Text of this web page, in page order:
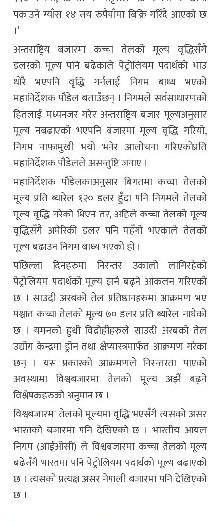
पकाउने ग्याँस १४ सय रुपैयाँमा बिक्रि गरिँदै आएको छ
।’
अन्तराष्ट्रिय बजारमा कच्चा तेलको मूल्य वृद्धिसँगै
डलरको मूल्य पनि बढेकाले पेट्रोलियम पदार्थको भाउ
थोरै भएपनि वृद्धि गर्नलाई निगम बाध्य भएको
महानिर्देशक पौडेल बताउँछन् । निगमले सर्वसाधारणको
हितलाई मध्यनजर गरेर अन्तराष्ट्रिय बजार मूल्यअनुसार
मूल्य नबढाएको भएपनि बजारमा मूल्य वृद्धि गरियो,
निगम नाफामुखी भयो भनेर आलोचना गरिएकोप्रति
महानिर्देशक पौडेलले असन्तुष्टि जनाए ।
महानिर्देशक पौडेलकाअनुसार बिगतमा कच्चा तेलको
मूल्य प्रति ब्यारेल १२० डलर हुँदा पनि निगमले तेलको
मूल्य वृद्धि गरेको थिएन तर, अहिले कच्चा तेलको मूल्य
वृद्धिसँगै अमेरिकी डलर पनि महँगो भएकाले तेलको
मूल्य बढाउन निगम बाध्य भएको हो ।
पछिल्ला दिनहरुमा निरन्तर उकालो लागिरहेको
पेट्रोलियम पदार्थको मूल्य झनै बढ्ने आंकलन गरिएको
छ । साउदी अरबको तेल प्रतिष्ठानहरुमा आक्रमण भए
पश्चात कच्चा तेलको मूल्य ७० डलर प्रति ब्यारेल नाघेको
छ । यमनको हुथी विद्रोहीहरुले साउदी अरबको तेल
उद्योग केन्द्रमा ड्रोन तथा क्षेप्यास्त्रमार्फत आक्रमण गरेका
छन् । यस प्रकारको आक्रमणले निरन्तरता पाएको
अवस्थामा विश्वबजारमा तेलको मूल्य अझैं बढ्ने
विश्लेषकहरुको अनुमान छ ।
विश्वबजारमा तेलको मूल्यमा वृद्धि भएसँगै त्यसको असर
भारतको बजारमा पनि देखिएको छ । भारतीय आयल
निगम (आईओसी) ले विश्वबजारमा कच्चा तेलको मूल्य
बढेसँगै भारतमा पनि पेट्रोलियम पदार्थको मूल्य बढाएको
छ । त्यसको प्रत्यक्ष असर नेपाली बजारमा पनि देखिएको
छ ।